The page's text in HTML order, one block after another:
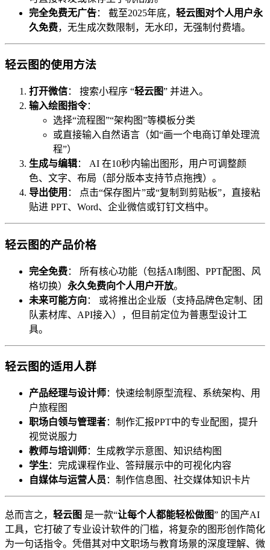
完全免费无广告： 截至2025年底， 轻云图对个人用户永
久免费，无生成次数限制，无水印，无强制付费墙。
轻云图的使用方法
打开微信： 搜索小程序 “轻云图” 并进入。
输入绘图指令：
选择“流程图”“架构图”等模板分类
或直接输入自然语言（如“画一个电商订单处理流
程”）
生成与编辑： AI 在10秒内输出图形，用户可调整颜
色、文字、布局（部分版本支持节点拖拽）。
导出使用 ： 点击“保存图片”或“复制到剪贴板”，直接粘
贴进 PPT、Word、企业微信或钉钉文档中。
轻云图的产品价格
完全免费： 所有核心功能（包括AI制图、PPT配图、风
格切换） 永久免费向个人用户开放。
未来可能方向 ： 或将推出企业版（支持品牌色定制、团
队素材库、API接入），但目前定位为普惠型设计工
具。
轻云图的适用人群
产品经理与设计师：快速绘制原型流程、系统架构、用
户旅程图
职场白领与管理者：制作汇报PPT中的专业配图，提升
视觉说服力
教师与培训师：生成教学示意图、知识结构图
学生 ：完成课程作业、答辩展示中的可视化内容
自媒体与运营人员 ：制作信息图、社交媒体知识卡片
总而言之， 轻云图 是一款“让每个人都能轻松做图” 的国产AI
工具，它打破了专业设计软件的门槛，将复杂的图形创作简化
为一句话指令。凭借其对中文职场与教育场景的深度理解、微